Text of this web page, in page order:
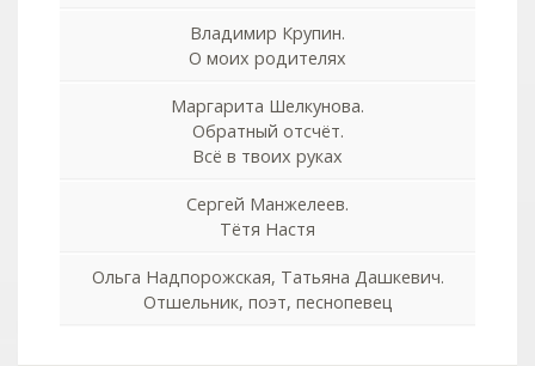
Владимир Крупин.
О моих родителях
Маргарита Шелкунова.
Обратный отсчёт.
Всё в твоих руках
Сергей Манжелеев.
Тётя Настя
Ольга Надпорожская, Татьяна Дашкевич.
Отшельник, поэт, песнопевец